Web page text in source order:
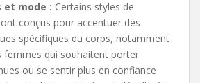
et mode : Certains styles de
conçus pour accentuer des
spécifiques du corps, notamment
femmes qui souhaitent porter
ou se sentir plus en confiance